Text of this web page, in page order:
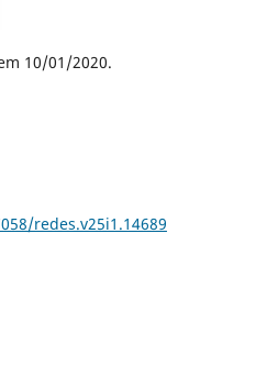
10/01/2020.
redes.v25i1.14689